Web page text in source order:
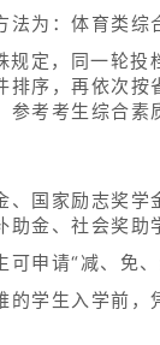
法为：体育类
定，同一轮
排序，再依次
考考生综合素
、国家励志奖
金、社会奖助
申请“减、免、
的学生入学前